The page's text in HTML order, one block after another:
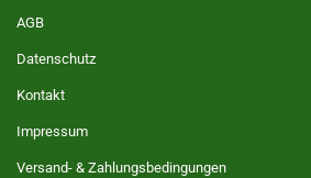
AGB
Datenschutz
Kontakt
Impressum
Versand- & Zahlungsbedingungen